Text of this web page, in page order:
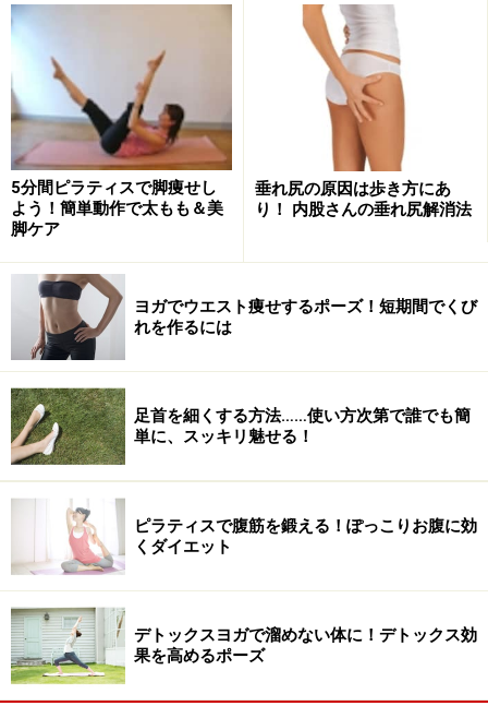
5分間ピラティスで脚痩せし
よう！簡単動作で太もも＆美
脚ケア
垂れ尻の原因は歩き方にあ
り！ 内股さんの垂れ尻解消法
ヨガでウエスト痩せするポーズ！短期間でくび
れを作るには
足首を細くする方法……使い方次第で誰でも簡
単に、スッキリ魅せる！
ピラティスで腹筋を鍛える！ぽっこりお腹に効
くダイエット
デトックスヨガで溜めない体に！デトックス効
果を高めるポーズ